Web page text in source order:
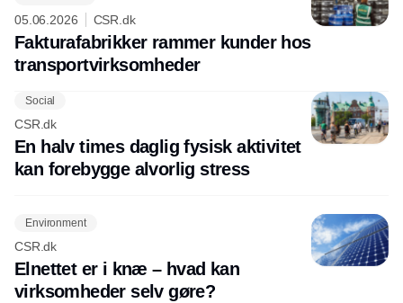
05.06.2026 CSR.dk
Fakturafabrikker rammer kunder hos
transportvirksomheder
Social
CSR.dk
En halv times daglig fysisk aktivitet
kan forebygge alvorlig stress
Environment
CSR.dk
Elnettet er i knæ – hvad kan
virksomheder selv gøre?